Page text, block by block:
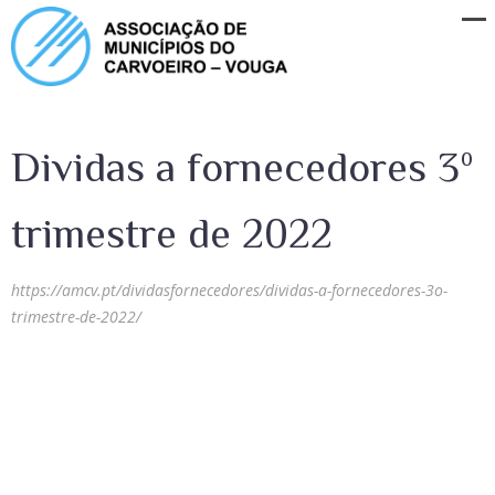
Dividas a fornecedores 3º
trimestre de 2022
https://amcv.pt/dividasfornecedores/dividas-a-fornecedores-3o-
trimestre-de-2022/